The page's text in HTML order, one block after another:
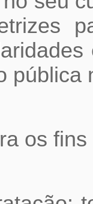
pública
os